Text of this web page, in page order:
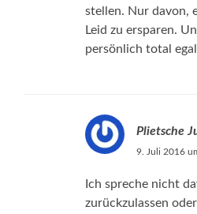
stellen. Nur davon,
Leid zu ersparen.
persönlich total
Plietsche
9. Juli 2016
Ich spreche nicht
zurückzulassen